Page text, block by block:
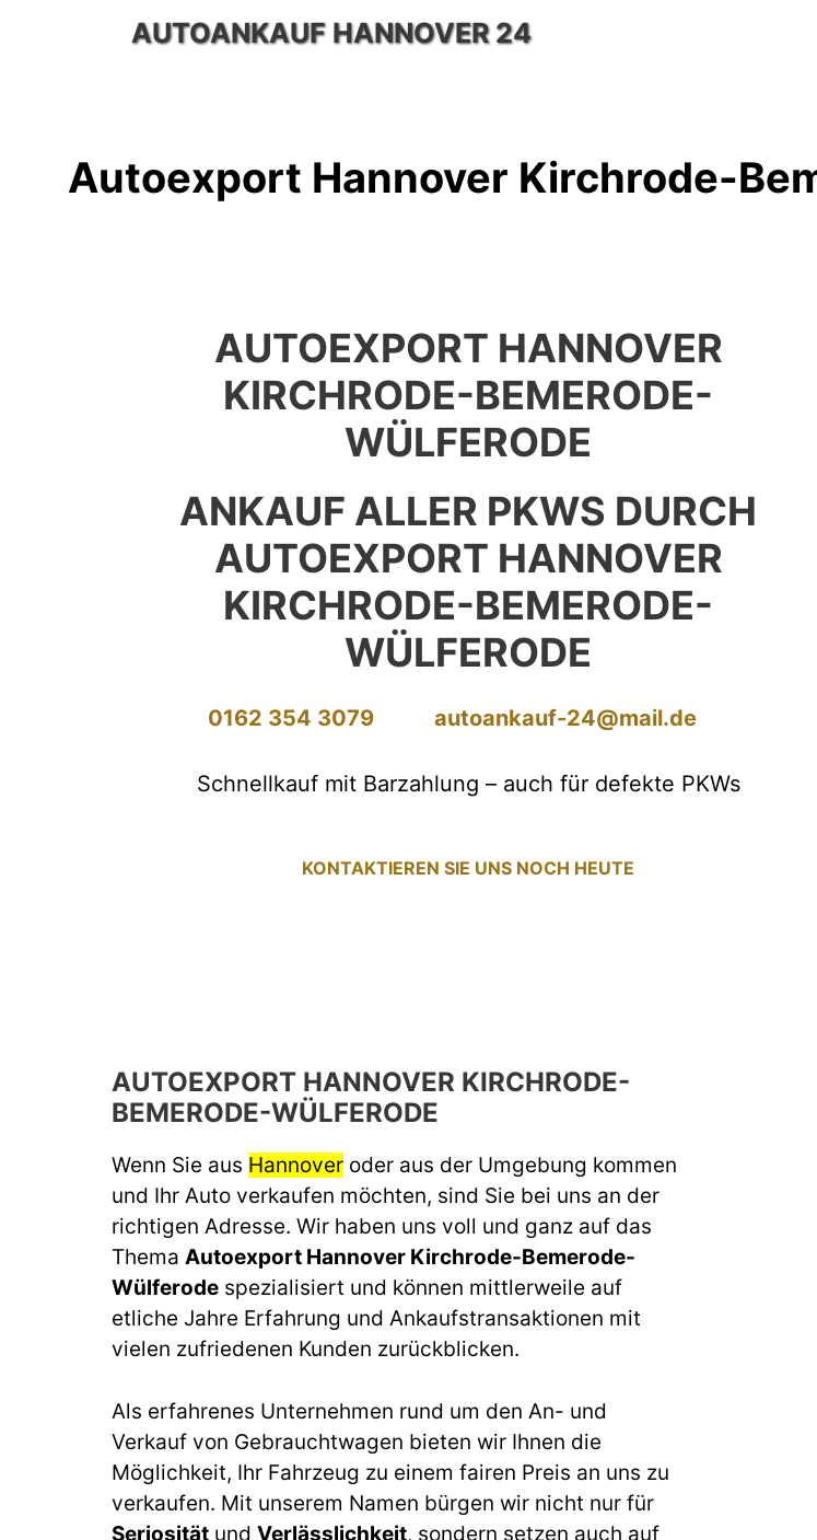
AUTOANKAUF HANNOVER 24
Autoexport Hannover Kirchrode-
AUTOEXPORT HANNOVER
KIRCHRODE-BEMERODE-
WÜLFERODE
ANKAUF ALLER PKWS DURCH
AUTOEXPORT HANNOVER
KIRCHRODE-BEMERODE-
WÜLFERODE
0162 354 3079 autoankauf-24@mail.de
Schnellkauf mit Barzahlung – auch für defekte PKWs
KONTAKTIEREN SIE UNS NOCH HEUTE
AUTOEXPORT HANNOVER KIRCHRODE-
BEMERODE-WÜLFERODE
Wenn Sie aus Hannover oder aus der Umgebung kommen
und Ihr Auto verkaufen möchten, sind Sie bei uns an der
richtigen Adresse. Wir haben uns voll und ganz auf das
Thema Autoexport Hannover Kirchrode-Bemerode-
Wülferode spezialisiert und können mittlerweile auf
etliche Jahre Erfahrung und Ankaufstransaktionen mit
vielen zufriedenen Kunden zurückblicken.
Als erfahrenes Unternehmen rund um den An- und
Verkauf von Gebrauchtwagen bieten wir Ihnen die
Möglichkeit, Ihr Fahrzeug zu einem fairen Preis an uns zu
verkaufen. Mit unserem Namen bürgen wir nicht nur für
Seriosität und Verlässlichkeit, sondern setzen auch auf